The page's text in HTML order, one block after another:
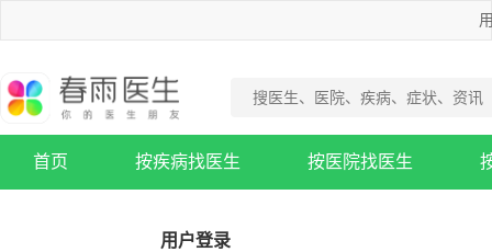
首页 按疾病找医生 按医院找医生
用户登录